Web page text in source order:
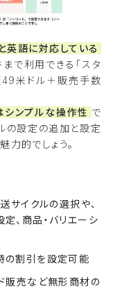
英語に対応している
で利用できる「スタ
49米ドル＋販売手数
ンプルな操作性 で
の設定の追加と設定
力的でしょう。
サイクルの選択や、
、商品・バリエーシ
の割引を設定可能
販売など無形商材の